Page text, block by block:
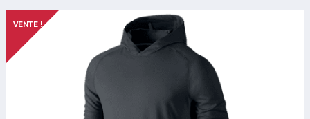
VENTE !